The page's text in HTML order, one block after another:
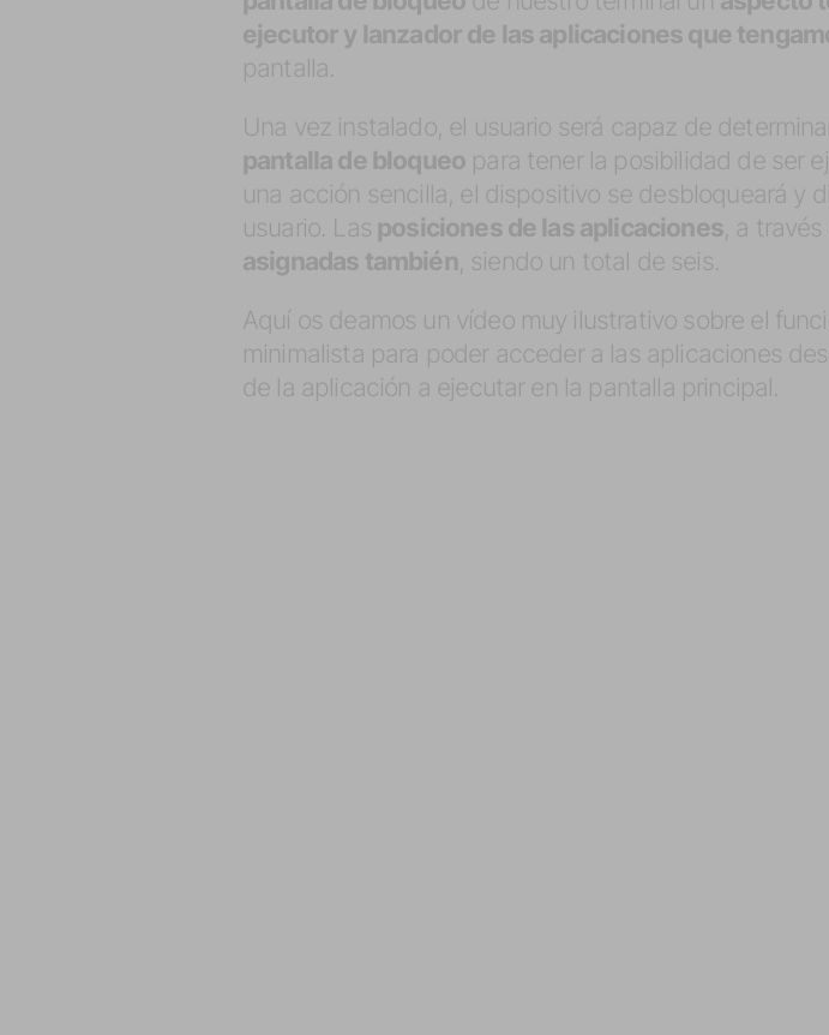
ejecutor y lanzador de las aplicaciones que
pantalla.
Una vez instalado, el usuario será capaz de
pantalla de bloqueo para tener la posibilidad de ser
una acción sencilla, el dispositivo se desbloqueará y
usuario. Las posiciones de las aplicaciones, a través
asignadas también , siendo un total de seis.
Aquí os deamos un vídeo muy ilustrativo sobre el
minimalista para poder acceder a las aplicaciones
de la aplicación a ejecutar en la pantalla principal.